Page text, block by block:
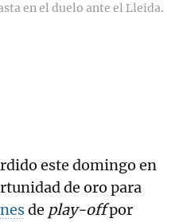
en el duelo ante el Lleida.
este domingo en
de oro para
de play-offpor